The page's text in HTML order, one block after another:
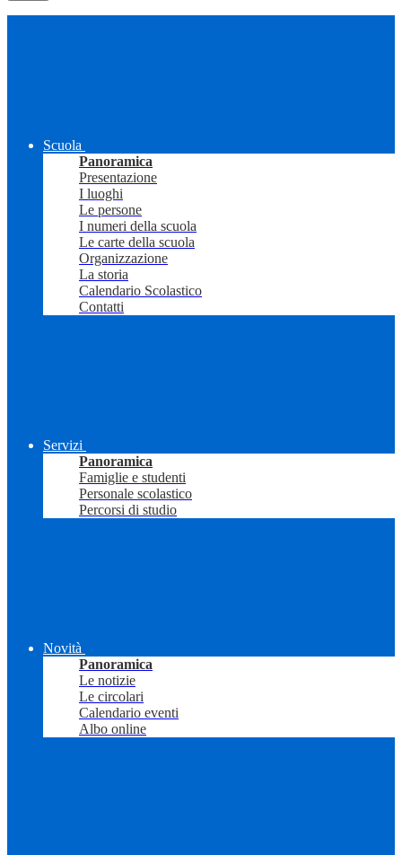
Scuola
Panoramica
Presentazione
I luoghi
Le persone
I numeri della scuola
Le carte della scuola
Organizzazione
La storia
Calendario Scolastico
Contatti
Servizi
Panoramica
Famiglie e studenti
Personale scolastico
Percorsi di studio
Novità
Panoramica
Le notizie
Le circolari
Calendario eventi
Albo online